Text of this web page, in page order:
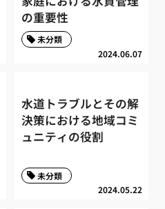
の重要性
2024.06.07
未分類
水道トラブルとその解
決策における地域コミ
ュニティの役割
2024.05.22
未分類